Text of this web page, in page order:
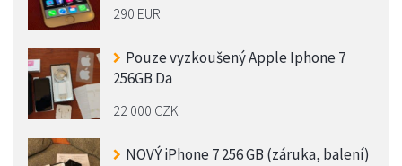
290 EUR
Pouze vyzkoušený Apple Iphone 7
256GB Da
22 000 CZK
NOVÝ iPhone 7 256 GB (záruka, balení)